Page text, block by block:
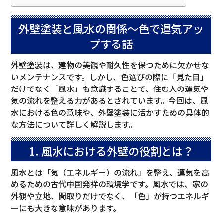
外壁塗装と風水の関係～色で運気アッ
プする話
外壁塗装は、建物の美観や耐久性を保つために欠かせな
いメンテナンスです。しかし、色選びの際に「見た目」
だけでなく「風水」も意識することで、住む人の運気や
気の流れを整える力があるとされています。今回は、風
水における色の意味や、外壁塗装に活かすための具体的
な方法について詳しく解説します。
1. 風水における外壁の役割とは？
風水とは「気（エネルギー）の流れ」を整え、運気を高
めるための古代中国発祥の環境学です。風水では、家の
外観や立地、間取りだけでなく、「色」が持つエネルギ
ーにも大きな意味があります。